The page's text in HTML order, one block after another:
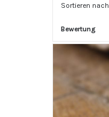
Sortieren nach
Bewertung